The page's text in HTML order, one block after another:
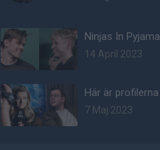
Ninjas In
14 April 2023
Här är
7 Maj 2023